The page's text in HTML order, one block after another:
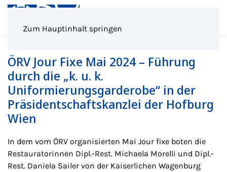
Zum Hauptinhalt springen
ÖRV Jour Fixe Mai 2024 – Führung
durch die „k. u. k.
Uniformierungsgarderobe“ in der
Präsidentschaftskanzlei der Hofburg
Wien
In dem vom ÖRV organisierten Mai Jour fixe boten die
Restauratorinnen Dipl.-Rest. Michaela Morelli und Dipl.-
Rest. Daniela Sailer von der Kaiserlichen Wagenburg